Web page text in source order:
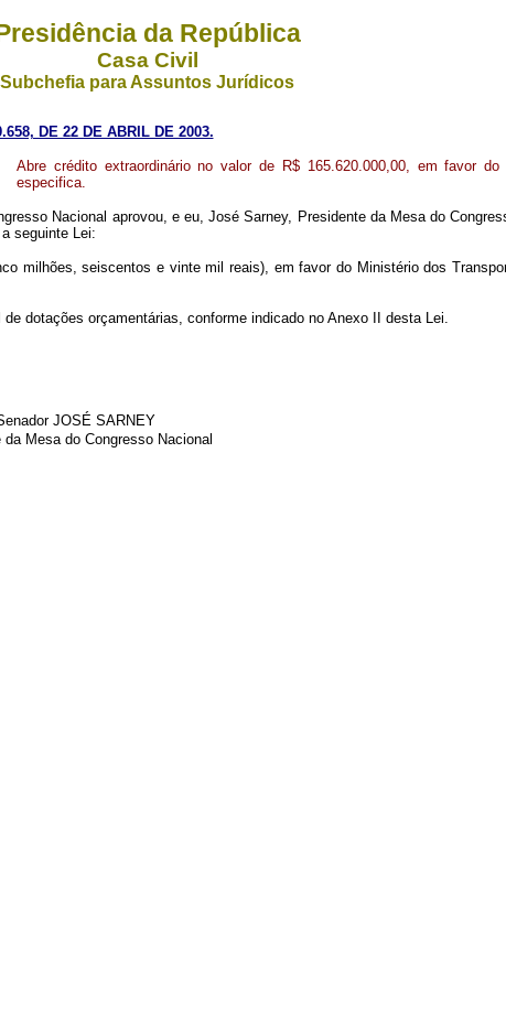
da República
Casa Civil
Subchefia para Assuntos Jurídicos
DE 22 DE ABRIL DE 2003.
Abre crédito extraordinário no valor de R$ 165.620.000,00, em favor
especifica.
Nacional aprovou, e eu, José Sarney, Presidente da Mesa do
seguinte Lei:
milhões, seiscentos e vinte mil reais), em favor do Ministério dos
de dotações orçamentárias, conforme indicado no Anexo II desta Lei.
JOSÉ SARNEY
da Mesa do Congresso Nacional